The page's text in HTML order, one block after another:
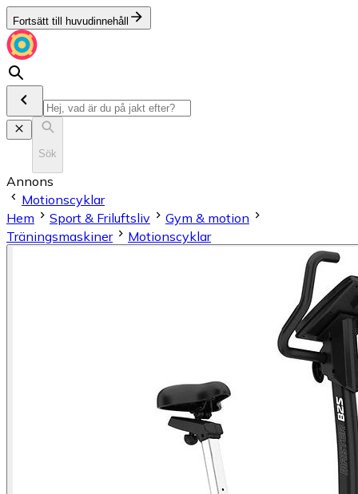
Fortsätt till huvudinnehåll
Sök
Annons
Motionscyklar
Hem
Sport & Friluftsliv
Gym & motion
Träningsmaskiner
Motionscyklar